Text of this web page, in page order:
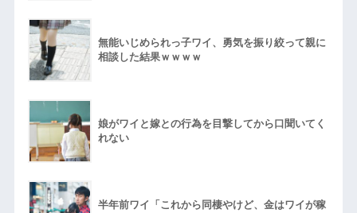
無能いじめられっ子ワイ、勇気を振り絞って親に
相談した結果ｗｗｗｗ
娘がワイと嫁との行為を目撃してから口聞いてく
れない
半年前ワイ「これから同棲やけど、金はワイが稼